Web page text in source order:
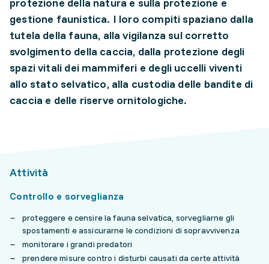
gestione faunistica. I loro compiti spaziano dalla
tutela della fauna, alla vigilanza sul corretto
svolgimento della caccia, dalla protezione degli
spazi vitali dei mammiferi e degli uccelli viventi
allo stato selvatico, alla custodia delle bandite di
caccia e delle riserve ornitologiche.
Attività
Controllo e sorveglianza
proteggere e censire la fauna selvatica, sorvegliarne gli
spostamenti e assicurarne le condizioni di sopravvivenza
monitorare i grandi predatori
prendere misure contro i disturbi causati da certe attività